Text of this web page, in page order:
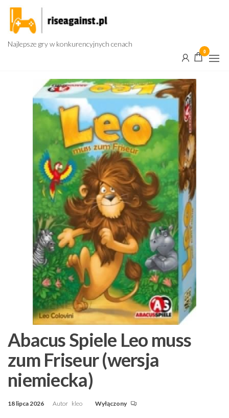
Przejdź
treści
Najlepsze gry w konkurencyjnych cenach
0
Abacus Spiele Leo muss
zum Friseur (wersja
niemiecka)
18 lipca 2026 Autor kleo Wyłączony